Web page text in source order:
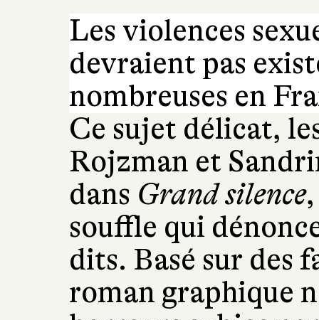
Les violences
devraient pas
nombreuses en
Ce sujet délicat,
Rojzman et
dans Grand silence
souffle qui
dits. Basé sur des
roman graphique